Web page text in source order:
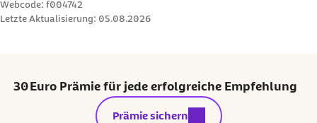
Webcode: f004742
Letzte Aktualisierung: 05.08.2026
30 Euro Prämie für jede erfolgreiche Empfehlung
externer Link:
Prämie sichern